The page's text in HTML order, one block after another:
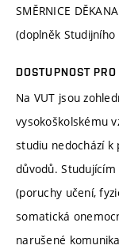
SMĚRNICE
(doplněk
DOSTUPNOST
Na VUT jsou
vysokoškolskému
studiu nedochází
důvodů.
(poruchy učení,
somatická
narušené